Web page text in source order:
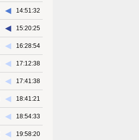
14:51:32
◀︎
15:20:25
◀︎
16:28:54
◀︎
17:12:38
◀︎
17:41:38
◀︎
18:41:21
◀︎
18:54:33
◀︎
19:58:20
◀︎